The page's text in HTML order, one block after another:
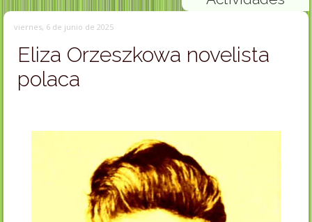
viernes, 6 de junio de 2025
Eliza Orzeszkowa novelista
polaca